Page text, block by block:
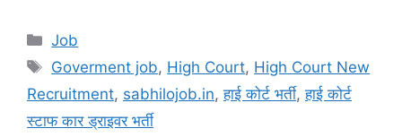
Categories
Job
Tags
Goverment job, High Court, High Court New
Recruitment, sabhilojob.in,हाई कोर्ट भर्ती,हाई कोर्ट
स्टाफ कार ड्राइवर भर्ती